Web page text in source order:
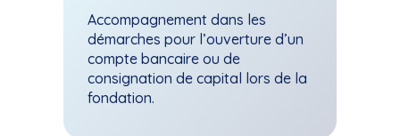
Accompagnement dans les
démarches pour l’ouverture d’un
compte bancaire ou de
consignation de capital lors de la
fondation.